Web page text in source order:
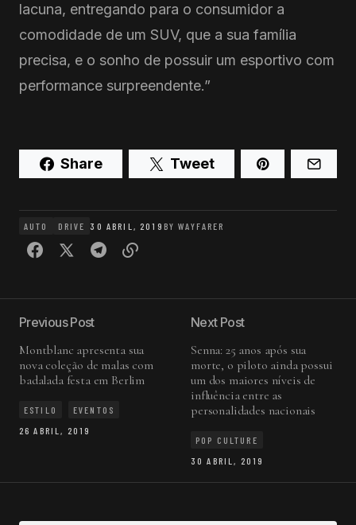
lacuna, entregando para o consumidor a
comodidade de um SUV, que a sua família
precisa, e o sonho de possuir um esportivo com
performance surpreendente.”
Share Tweet
AUTO DRIVE 30 ABRIL, 2019 BY WAYFARER
Previous Post
Montblanc apresenta sua
nova coleção de malas com
badalada festa em Berlim
ESTILO
EVENTOS
26 ABRIL, 2019
Next Post
Senna: 25 anos após sua
morte, o piloto ainda possui
um dos maiores níveis de
influência entre as
personalidades nacionais
POP CULTURE
30 ABRIL, 2019